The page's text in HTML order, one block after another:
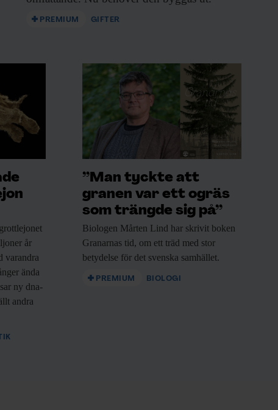
PREMIUM GIFTER
år
varandra
ända
ny dna-
andra
”Man tyckte att
granen var ett ogräs
som trängde sig på”
Biologen Mårten Lind har skrivit boken
Granarnas tid, om ett träd med stor
betydelse för det svenska samhället.
PREMIUM BIOLOGI